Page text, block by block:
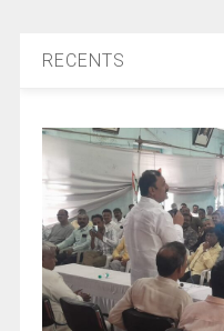
RECENTS